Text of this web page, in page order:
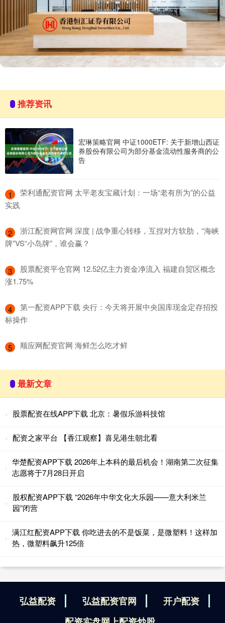
推荐资讯
宏琳策略官网 中证1000ETF: 关于新增山西证
券股份有限公司为部分基金流动性服务商的公
告
1
​荣利通配资官网 太平老友宝藏计划：一场“老有所为”的公益
实践
2
​浙江配资网官网 深度 | 战争重心转移，互捏对方软肋，“海峡
牌”VS“小岛牌”，谁会赢？
3
​股票配资平仓官网 12.52亿主力资金净流入 福建自贸区概念
涨1.75%
4
​第一配资APP下载 央行：今天将开展中央国库现金定存招投
标操作
5 ​顺应网配资官网 海鲜怎么吃才鲜
最新文章
股票配资在线APP下载 北京：暑假乐游科技馆
配资之家平台 【香江观察】喜见港生朝北看
华楚配资APP下载 2026年上本科的最后机会！湖南第二次征集
志愿将于7月28日开启
股权配资APP下载 “2026年中华文化大乐园——意大利米兰
园”闭营
满江红配资APP下载 你吃进去的不是饭菜，是微塑料！这样加
热，微塑料飙升125倍
弘益配资 弘益配资官网
开户配资